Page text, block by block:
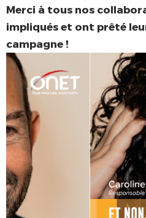
Merci à tous nos
impliqués et ont prêté
campagne !